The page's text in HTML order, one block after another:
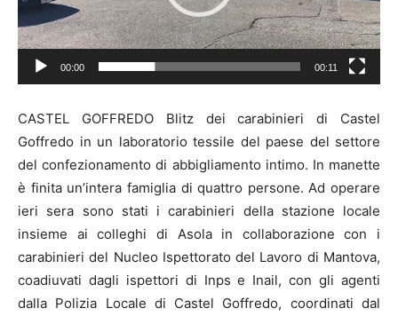
00:00 00:11
CASTEL GOFFREDO Blitz dei carabinieri di Castel
Goffredo in un laboratorio tessile del paese del settore
del confezionamento di abbigliamento intimo. In manette
è finita un’intera famiglia di quattro persone. Ad operare
ieri sera sono stati i carabinieri della stazione locale
insieme ai colleghi di Asola in collaborazione con i
carabinieri del Nucleo Ispettorato del Lavoro di Mantova,
coadiuvati dagli ispettori di Inps e Inail, con gli agenti
dalla Polizia Locale di Castel Goffredo, coordinati dal